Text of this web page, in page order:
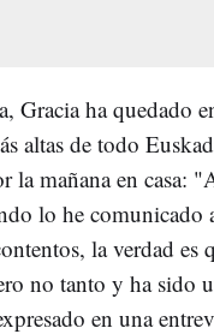
Gracia ha quedado
altas de todo
la mañana en casa:
lo he comunicado
la verdad es
no tanto y ha sido
en una